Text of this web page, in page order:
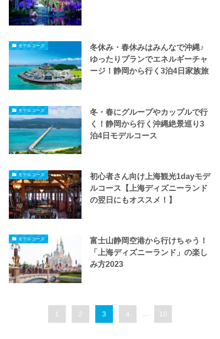
モデルコース
冬休み・春休みはみんなで沖縄♪
ゆったりプランでエネルギーチャ
ージ！静岡から行く3泊4日家族旅
モデルコース
冬・春にグループやカップルで行
く！静岡から行く沖縄絶景巡り3
泊4日モデルコース
モデルコース
初心者さん向け上海観光1dayモデ
ルコース【上海ディズニーランド
の翌日にもオススメ！】
モデルコース
富士山静岡空港から行けちゃう！
「上海ディズニーランド」の楽し
み方2023
1 2 3 4 10